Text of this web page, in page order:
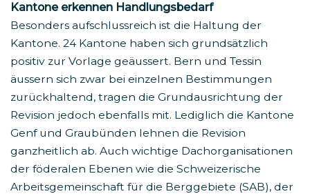
Kantone erkennen Handlungsbedarf
Besonders aufschlussreich ist die Haltung der
Kantone. 24 Kantone haben sich grundsätzlich
positiv zur Vorlage geäussert. Bern und Tessin
äussern sich zwar bei einzelnen Bestimmungen
zurückhaltend, tragen die Grundausrichtung der
Revision jedoch ebenfalls mit. Lediglich die Kantone
Genf und Graubünden lehnen die Revision
ganzheitlich ab. Auch wichtige Dachorganisationen
der föderalen Ebenen wie die Schweizerische
Arbeitsgemeinschaft für die Berggebiete (SAB), der